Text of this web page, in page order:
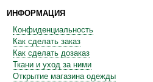
ИНФОРМАЦИЯ
Конфиденциальность
Как сделать заказ
Как сделать дозаказ
Ткани и уход за ними
Открытие магазина одежды